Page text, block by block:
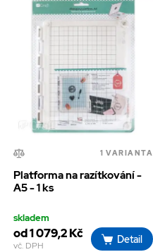
1 VARIANTA
Platforma na razítkování -
A5 - 1 ks
skladem
od 1 079,2 Kč
vč. DPH
Detail